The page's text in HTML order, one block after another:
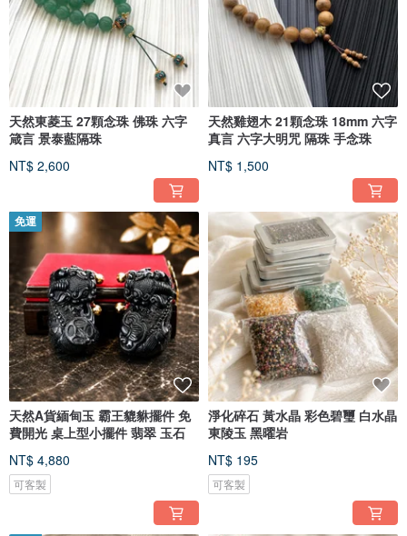
天然東菱玉 27顆念珠 佛珠 六字
箴言 景泰藍隔珠
NT$ 2,600
天然雞翅木 21顆念珠 18mm 六字
真言 六字大明咒 隔珠 手念珠
NT$ 1,500
免運
天然A貨緬甸玉 霸王貔貅擺件 免
費開光 桌上型小擺件 翡翠 玉石
NT$ 4,880
可客製
淨化碎石 黃水晶 彩色碧璽 白水晶
東陵玉 黑曜岩
NT$ 195
可客製